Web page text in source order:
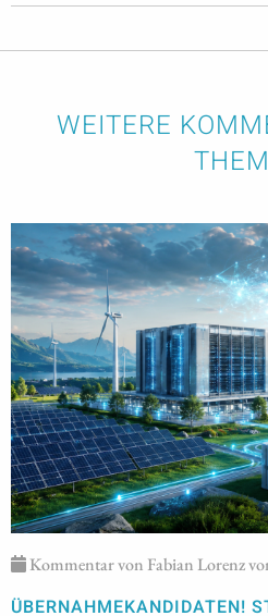
WEITERE
Kommentar von Fabian Lorenz
ÜBERNAHMEKANDIDATEN!